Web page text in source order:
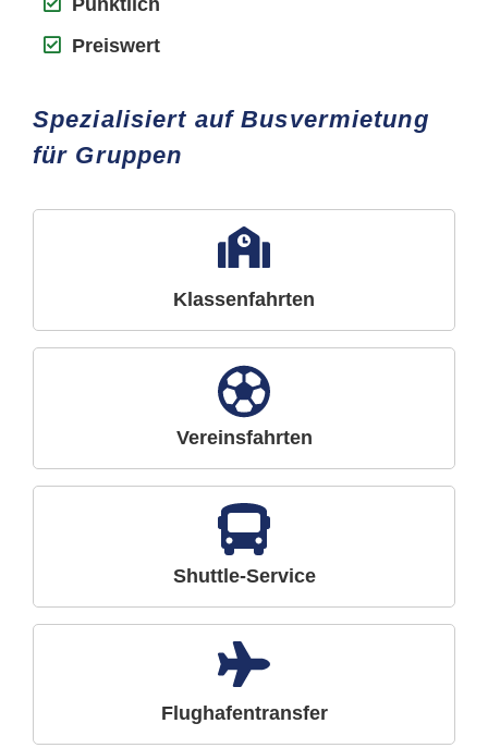
Pünktlich
Preiswert
Spezialisiert auf Busvermietung
für Gruppen
Klassenfahrten
Vereinsfahrten
Shuttle-Service
Flughafentransfer